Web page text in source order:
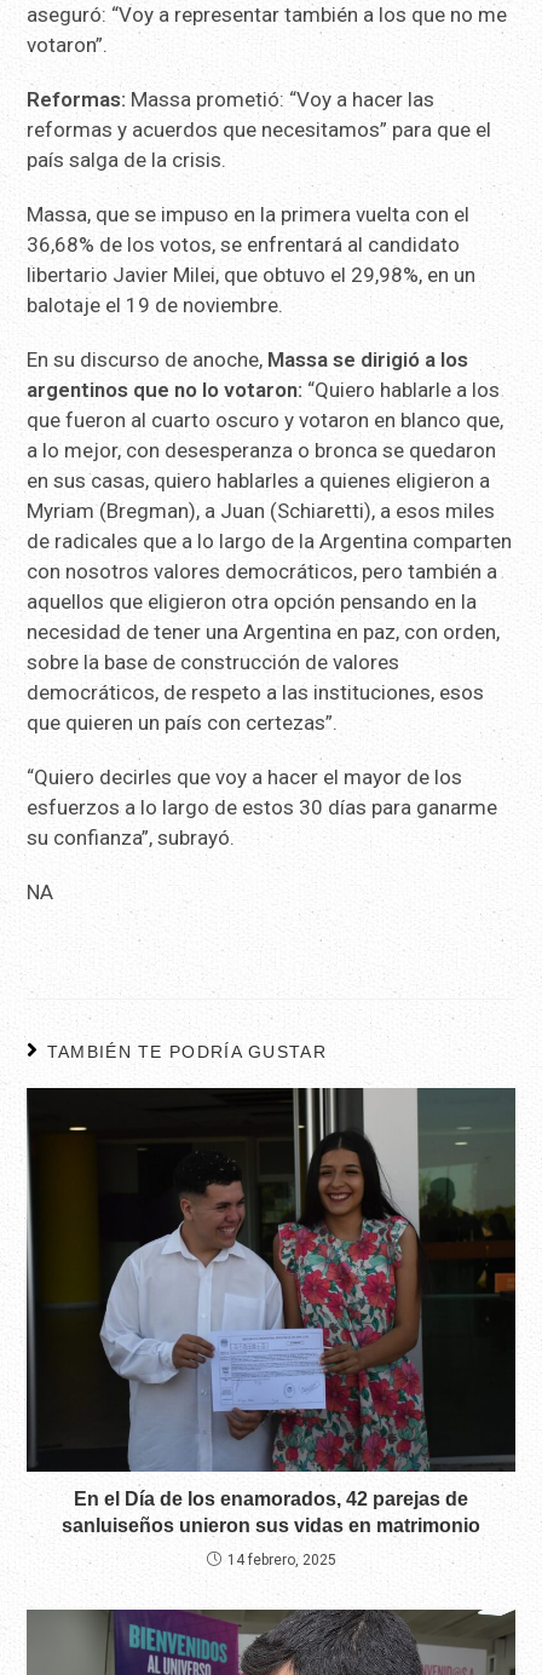
aseguró: “Voy a representar también a los que no me
votaron”.
Reformas: Massa prometió: “Voy a hacer las
reformas y acuerdos que necesitamos” para que el
país salga de la crisis.
Massa, que se impuso en la primera vuelta con el
36,68% de los votos, se enfrentará al candidato
libertario Javier Milei, que obtuvo el 29,98%, en un
balotaje el 19 de noviembre.
En su discurso de anoche, Massa se dirigió a los
argentinos que no lo votaron: “Quiero hablarle a los
que fueron al cuarto oscuro y votaron en blanco que,
a lo mejor, con desesperanza o bronca se quedaron
en sus casas, quiero hablarles a quienes eligieron a
Myriam (Bregman), a Juan (Schiaretti), a esos miles
de radicales que a lo largo de la Argentina comparten
con nosotros valores democráticos, pero también a
aquellos que eligieron otra opción pensando en la
necesidad de tener una Argentina en paz, con orden,
sobre la base de construcción de valores
democráticos, de respeto a las instituciones, esos
que quieren un país con certezas”.
“Quiero decirles que voy a hacer el mayor de los
esfuerzos a lo largo de estos 30 días para ganarme
su confianza”, subrayó.
NA
TAMBIÉN TE PODRÍA GUSTAR
En el Día de los enamorados, 42 parejas de
sanluiseños unieron sus vidas en matrimonio
14 febrero, 2025